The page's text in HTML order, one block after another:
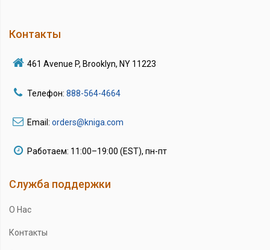
Контакты
461 Avenue P, Brooklyn, NY 11223
Телефон: 888-564-4664
Email: orders@kniga.com
Работаем: 11:00–19:00 (EST), пн-пт
Служба поддержки
О Нас
Контакты